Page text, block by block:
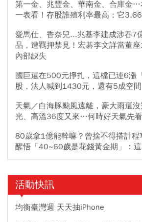
第一金、兆豐金、華南金、合庫金
一表看！存股誰殖利率最高：它
愛馬仕、香奈兒...兆基李建成涉吞7
品，遭羈押禁見！宏碁李文詳當董
內部缺失
國巨還在500元掙扎，這檔已連6漲
股，法人喊到1430元，還有5成空間
天氣／白海豚颱風遠離，豪大雨還
光、高溫36度又來…何時好天氣先
80歲拿1億能幹嘛？曾捨不得搭計
醒悟「40~60歲是花錢黃金期」：
活動快訊
均衡臺灣週 天天抽iPhone